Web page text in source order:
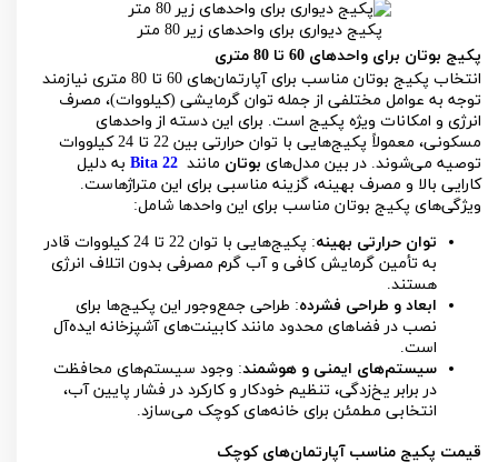
پکیج دیواری برای واحدهای زیر 80 متر
پکیج بوتان برای واحدهای 60 تا 80 متری
انتخاب پکیج بوتان مناسب برای آپارتمان‌های 60 تا 80 متری نیازمند
توجه به عوامل مختلفی از جمله توان گرمایشی (کیلووات)، مصرف
انرژی و امکانات ویژه پکیج است. برای این دسته از واحدهای
مسکونی، معمولاً پکیج‌هایی با توان حرارتی بین 22 تا 24 کیلووات
توصیه می‌شوند. در بین مدل‌های بوتان مانند Bita 22 به دلیل
کارایی بالا و مصرف بهینه، گزینه‌ مناسبی برای این متراژهاست.
ویژگی‌های پکیج بوتان مناسب برای این واحدها شامل:
توان حرارتی بهینه
: پکیج‌هایی با توان 22 تا 24 کیلووات قادر
به تأمین گرمایش کافی و آب گرم مصرفی بدون اتلاف انرژی
هستند.
ابعاد و طراحی فشرده: طراحی جمع‌وجور این پکیج‌ها برای
نصب در فضاهای محدود مانند کابینت‌های آشپزخانه ایده‌آل
است.
سیستم‌های ایمنی و هوشمند: وجود سیستم‌های محافظت
در برابر یخ‌زدگی، تنظیم خودکار و کارکرد در فشار پایین آب،
انتخابی مطمئن برای خانه‌های کوچک می‌سازد.
قیمت پکیج مناسب آپارتمان‌های کوچک